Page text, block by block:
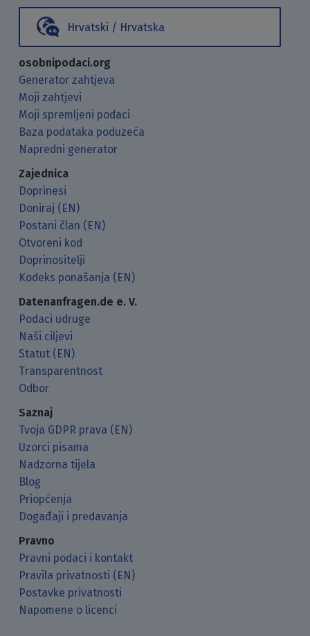
Hrvatski / Hrvatska
osobnipodaci.org
Generator zahtjeva
Moji zahtjevi
Moji spremljeni podaci
Baza podataka poduzeća
Napredni generator
Zajednica
Doprinesi
Doniraj (EN)
Postani član (EN)
Otvoreni kod
Doprinositelji
Kodeks ponašanja (EN)
Datenanfragen.de e. V.
Podaci udruge
Naši ciljevi
Statut (EN)
Transparentnost
Odbor
Saznaj
Tvoja GDPR prava (EN)
Uzorci pisama
Nadzorna tijela
Blog
Priopćenja
Događaji i predavanja
Pravno
Pravni podaci i kontakt
Pravila privatnosti (EN)
Postavke privatnosti
Napomene o licenci